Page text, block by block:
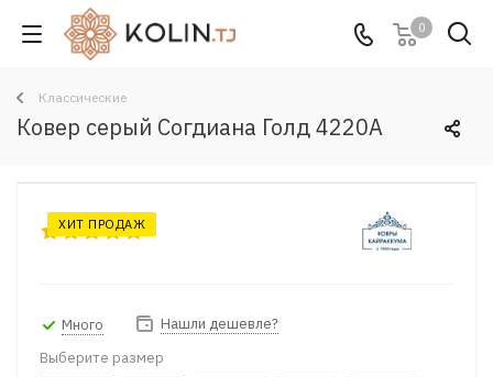
0
Классические
Ковер серый Согдиана Голд 4220A
ХИТ ПРОДАЖ
Много
Нашли дешевле?
Выберите размер